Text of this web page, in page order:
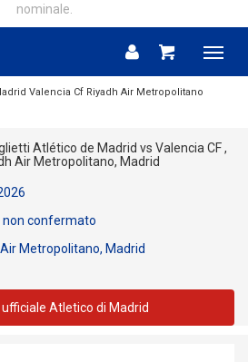
nominale.
Menu
Valencia Cf Riyadh Air Metropolitano
Atlético de Madrid vs Valencia CF ,
Air Metropolitano, Madrid
non confermato
Metropolitano, Madrid
Atletico di Madrid